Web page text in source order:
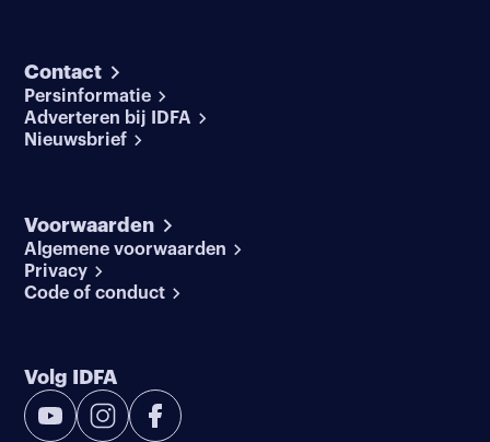
Contact
Persinformatie
Adverteren bij IDFA
Nieuwsbrief
Voorwaarden
Algemene voorwaarden
Privacy
Code of conduct
Volg IDFA